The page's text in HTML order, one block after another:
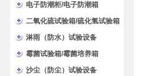
电子防潮柜/电子防潮箱
二氧化硫试验箱/硫化氢试验箱
淋雨（防水）试验设备
霉菌试验箱/霉菌培养箱
沙尘（防尘）试验设备